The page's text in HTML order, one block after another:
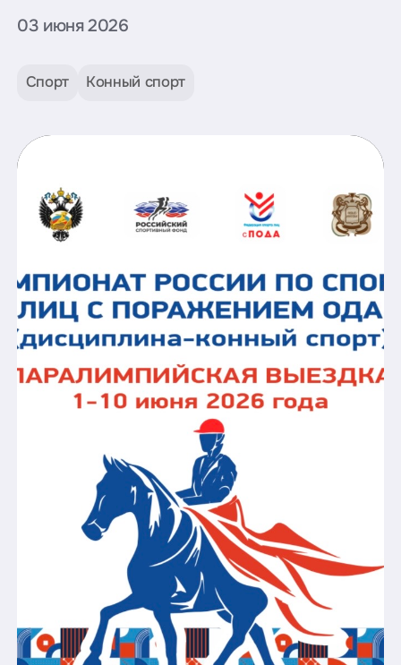
03 июня 2026
Спорт Конный спорт